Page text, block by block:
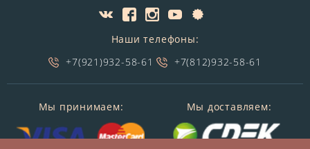
Наши телефоны:
+7(921)932-58-61
+7(812)932-58-61
Мы принимаем: Мы доставляем: